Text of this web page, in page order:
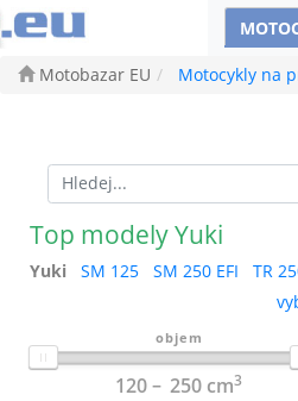
Motobazar EU Motocykly na
Top modely Yuki
Yuki SM 125 SM 250 EFI TR
objem
120 250 cm3